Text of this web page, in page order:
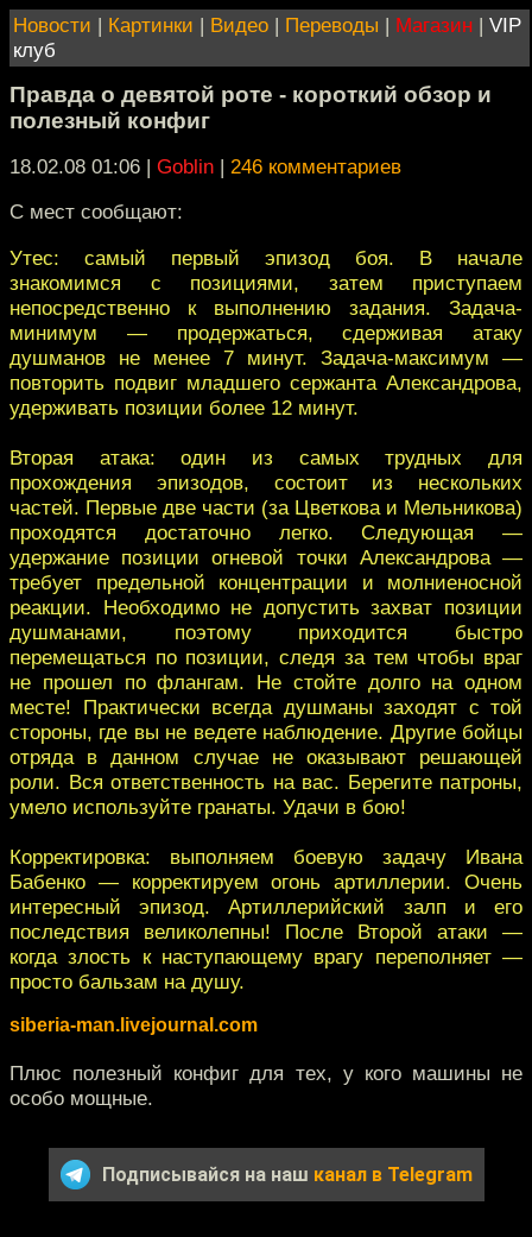
Новости | Картинки | Видео | Переводы | Магазин | VIP
клуб
Правда о девятой роте - короткий обзор и
полезный конфиг
18.02.08 01:06 | Goblin | 246 комментариев
С мест сообщают:
Утес: самый первый эпизод боя. В начале
знакомимся с позициями, затем приступаем
непосредственно к выполнению задания. Задача-
минимум — продержаться, сдерживая атаку
душманов не менее 7 минут. Задача-максимум —
повторить подвиг младшего сержанта Александрова,
удерживать позиции более 12 минут.
Вторая атака: один из самых трудных для
прохождения эпизодов, состоит из нескольких
частей. Первые две части (за Цветкова и Мельникова)
проходятся достаточно легко. Следующая —
удержание позиции огневой точки Александрова —
требует предельной концентрации и молниеносной
реакции. Необходимо не допустить захват позиции
душманами, поэтому приходится быстро
перемещаться по позиции, следя за тем чтобы враг
не прошел по флангам. Не стойте долго на одном
месте! Практически всегда душманы заходят с той
стороны, где вы не ведете наблюдение. Другие бойцы
отряда в данном случае не оказывают решающей
роли. Вся ответственность на вас. Берегите патроны,
умело используйте гранаты. Удачи в бою!
Корректировка: выполняем боевую задачу Ивана
Бабенко — корректируем огонь артиллерии. Очень
интересный эпизод. Артиллерийский залп и его
последствия великолепны! После Второй атаки —
когда злость к наступающему врагу переполняет —
просто бальзам на душу.
siberia-man.livejournal.com
Плюс полезный конфиг для тех, у кого машины не
особо мощные.
Подписывайся на наш канал в Telegram